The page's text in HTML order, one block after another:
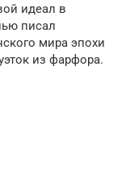
идеал в
писал
мира эпохи
из фарфора.